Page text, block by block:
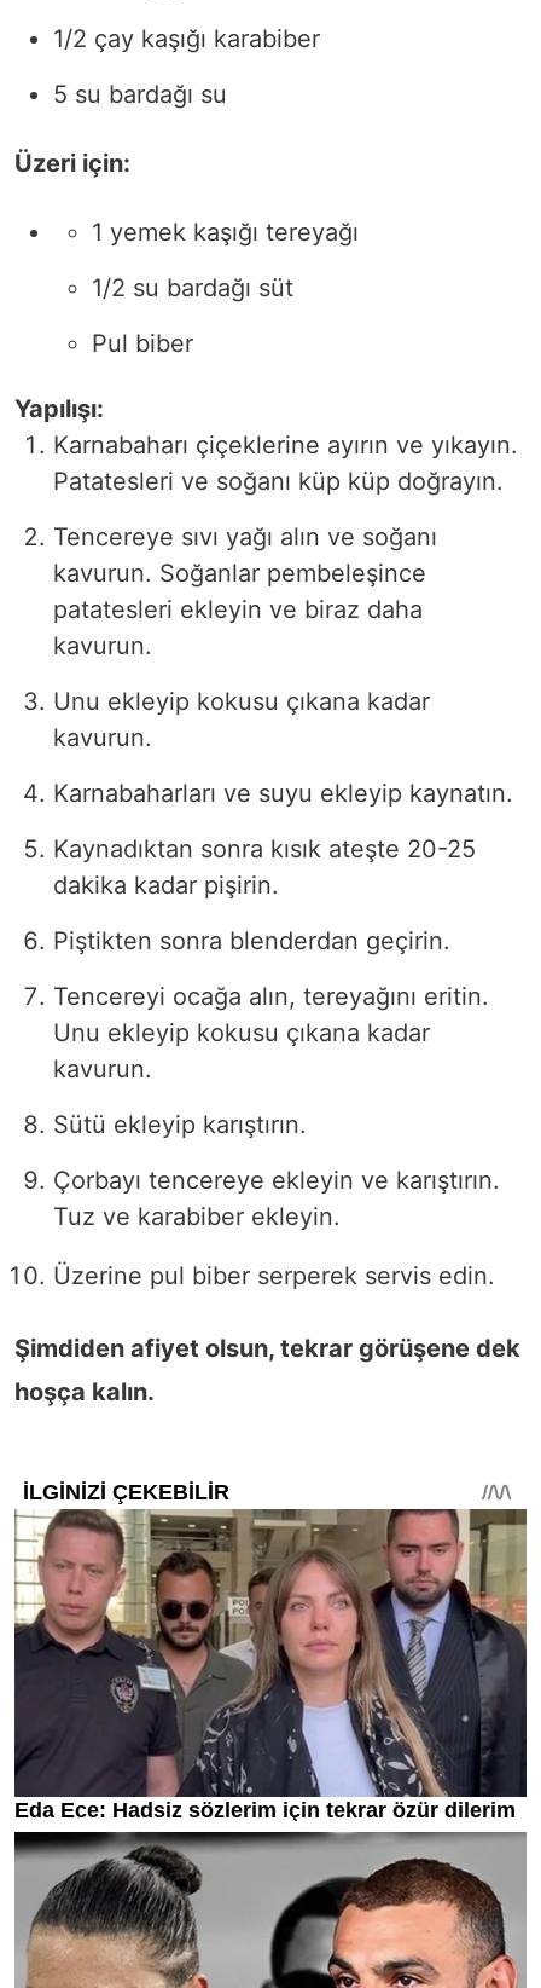
1/2 çay kaşığı karabiber
5 su bardağı su
Üzeri için:
1 yemek kaşığı tereyağı
1/2 su bardağı süt
Pul biber
Yapılışı:
Karnabaharı çiçeklerine ayırın ve yıkayın.
Patatesleri ve soğanı küp küp doğrayın.
Tencereye sıvı yağı alın ve soğanı
kavurun. Soğanlar pembeleşince
patatesleri ekleyin ve biraz daha
kavurun.
Unu ekleyip kokusu çıkana kadar
kavurun.
Karnabaharları ve suyu ekleyip kaynatın.
Kaynadıktan sonra kısık ateşte 20-25
dakika kadar pişirin.
Piştikten sonra blenderdan geçirin.
Tencereyi ocağa alın, tereyağını eritin.
Unu ekleyip kokusu çıkana kadar
kavurun.
Sütü ekleyip karıştırın.
Çorbayı tencereye ekleyin ve karıştırın.
Tuz ve karabiber ekleyin.
Üzerine pul biber serperek servis edin.
Şimdiden afiyet olsun, tekrar görüşene dek
hoşça kalın.